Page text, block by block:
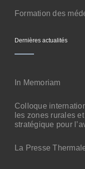
Formation des
Dernières actualités
In Memoriam
Colloque
les zones rurales
stratégique pour
La Presse